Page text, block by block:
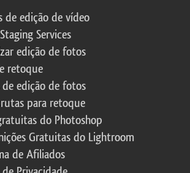
de edição de vídeo
Services
edição de fotos
retoque
de edição de fotos
para retoque
do Photoshop
Gratuitas do Lightroom
de Afiliados